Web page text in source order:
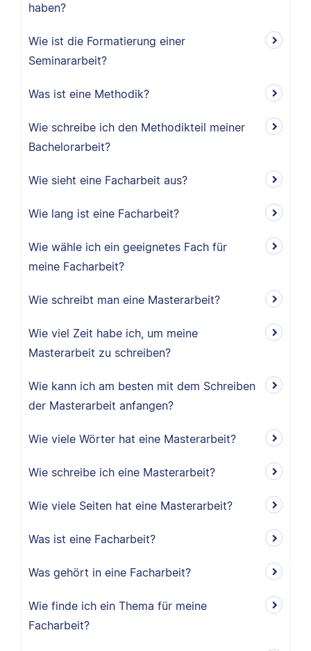
haben?
Wie ist die Formatierung einer
Seminararbeit?
Was ist eine Methodik?
Wie schreibe ich den Methodikteil meiner
Bachelorarbeit?
Wie sieht eine Facharbeit aus?
Wie lang ist eine Facharbeit?
Wie wähle ich ein geeignetes Fach für
meine Facharbeit?
Wie schreibt man eine Masterarbeit?
Wie viel Zeit habe ich, um meine
Masterarbeit zu schreiben?
Wie kann ich am besten mit dem Schreiben
der Masterarbeit anfangen?
Wie viele Wörter hat eine Masterarbeit?
Wie schreibe ich eine Masterarbeit?
Wie viele Seiten hat eine Masterarbeit?
Was ist eine Facharbeit?
Was gehört in eine Facharbeit?
Wie finde ich ein Thema für meine
Facharbeit?